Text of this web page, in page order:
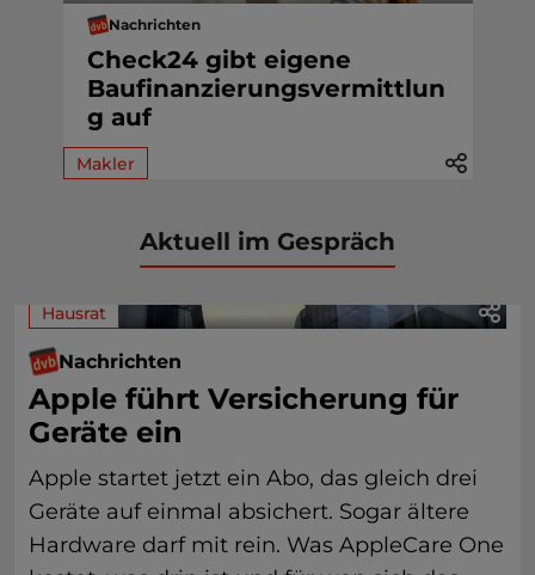
Nachrichten
Check24 gibt eigene
Baufinanzierungsvermittlun
g auf
Makler
Aktuell im Gespräch
Hausrat
Nachrichten
Apple führt Versicherung für
Geräte ein
Apple startet jetzt ein Abo, das gleich drei
Geräte auf einmal absichert. Sogar ältere
Hardware darf mit rein. Was AppleCare One